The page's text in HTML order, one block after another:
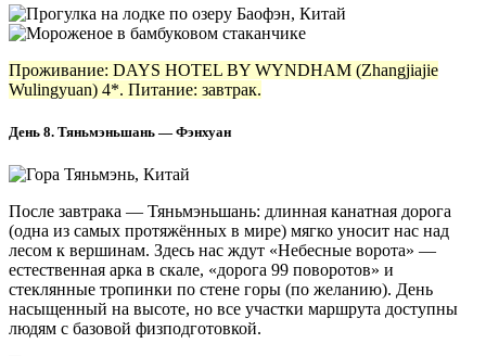
Проживание: DAYS HOTEL BY WYNDHAM (Zhangjiajie
Wulingyuan) 4*. Питание: завтрак.
День 8. Тяньмэньшань — Фэнхуан
После завтрака — Тяньмэньшань: длинная канатная дорога
(одна из самых протяжённых в мире) мягко уносит нас над
лесом к вершинам. Здесь нас ждут «Небесные ворота» —
естественная арка в скале, «дорога 99 поворотов» и
стеклянные тропинки по стене горы (по желанию). День
насыщенный на высоте, но все участки маршрута доступны
людям с базовой физподготовкой.